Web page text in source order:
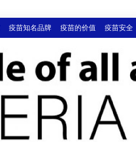
疫苗知名品牌 疫苗的价值 疫苗安全